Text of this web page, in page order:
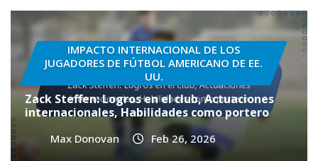
IMPACTO INTERNACIONAL DE LOS
JUGADORES DE FÚTBOL AMERICANO DE EE.
UU.
Zack Steffen: Logros en el club, Actuaciones
internacionales, Habilidades como portero
Max Donovan Feb 26, 2026